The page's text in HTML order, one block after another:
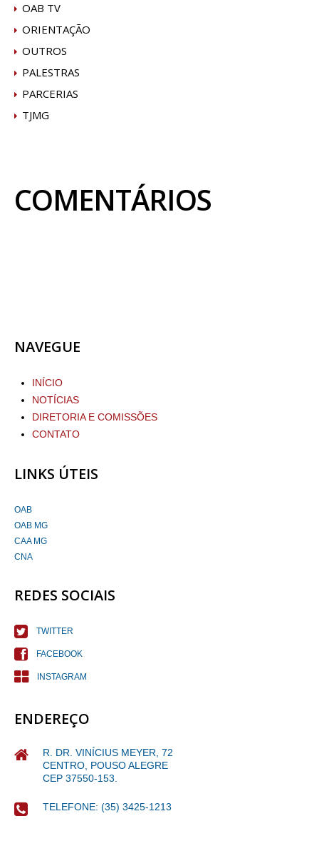
OAB TV
ORIENTAÇÃO
OUTROS
PALESTRAS
PARCERIAS
TJMG
COMENTÁRIOS
NAVEGUE
INÍCIO
NOTÍCIAS
DIRETORIA E COMISSÕES
CONTATO
LINKS ÚTEIS
OAB
OAB MG
CAA MG
CNA
REDES SOCIAIS
TWITTER
FACEBOOK
INSTAGRAM
ENDEREÇO
R. DR. VINÍCIUS MEYER, 72
CENTRO, POUSO ALEGRE
CEP 37550-153.
TELEFONE: (35) 3425-1213